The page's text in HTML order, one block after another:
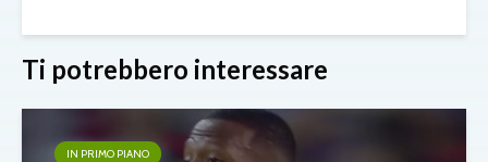
Ti potrebbero interessare
IN PRIMO PIANO